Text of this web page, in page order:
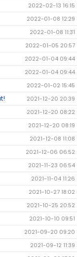
2022-02-13 16:15
2022-01-08 12:29
2022-01-08 11:31
2022-01-05 20:57
2022-01-04 09:44
2022-01-04 09:44
2022-01-02 15:45
2021-12-20 20:39
2021-12-20 08:22
2021-12-20 08:19
2021-12-08 11:08
2021-12-06 06:52
2021-11-23 06:54
2021-11-04 11:26
2021-10-27 18:02
2021-10-25 20:52
2021-10-10 09:51
2021-09-20 09:20
2021-09-12 11:39